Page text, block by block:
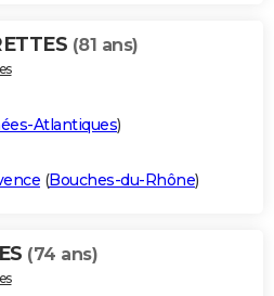
(81 ans)
Atlantiques)
(Bouches-du-Rhône)
(74 ans)